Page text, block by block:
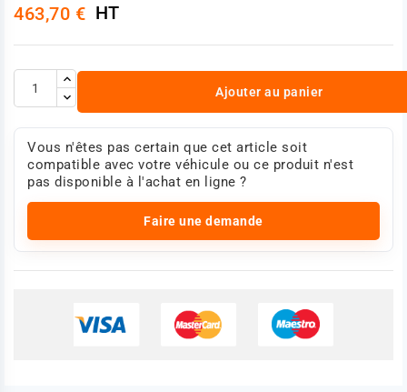
463,70 € HT
Ajouter au panier
Vous n'êtes pas certain que cet article soit
compatible avec votre véhicule ou ce produit n'est
pas disponible à l'achat en ligne ?
Faire une demande